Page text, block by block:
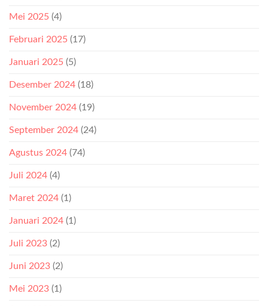
Mei 2025 (4)
Februari 2025 (17)
Januari 2025 (5)
Desember 2024 (18)
November 2024 (19)
September 2024 (24)
Agustus 2024 (74)
Juli 2024 (4)
Maret 2024 (1)
Januari 2024 (1)
Juli 2023 (2)
Juni 2023 (2)
Mei 2023 (1)